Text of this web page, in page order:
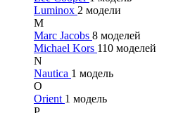
Luminox 2 модели
M
Marc Jacobs 8 моделей
Michael Kors 110 моделей
N
Nautica 1 модель
O
Orient 1 модель